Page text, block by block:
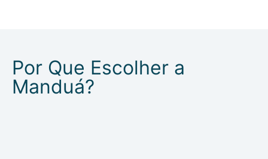
Por Que Escolher a
Manduá?